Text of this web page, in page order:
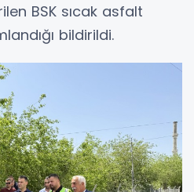
BSK sıcak asfalt
bildirildi.